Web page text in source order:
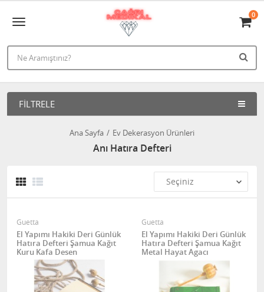
0
FILTRELE
Ana Sayfa Ev Dekerasyon Ürünleri
Anı Hatıra Defteri
Guetta
El Yapımı Hakiki Deri Günlük
Hatıra Defteri Şamua Kağıt
Kuru Kafa Desen
Guetta
El Yapımı Hakiki Deri Günlük
Hatıra Defteri Şamua Kağıt
Metal Hayat Agacı